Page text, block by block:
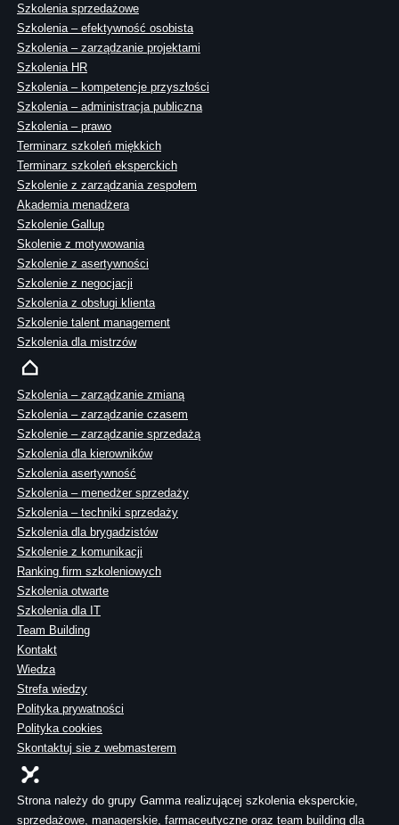
Szkolenia sprzedażowe
Szkolenia – efektywność osobista
Szkolenia – zarządzanie projektami
Szkolenia HR
Szkolenia – kompetencje przyszłości
Szkolenia – administracja publiczna
Szkolenia – prawo
Terminarz szkoleń miękkich
Terminarz szkoleń eksperckich
Szkolenie z zarządzania zespołem
Akademia menadżera
Szkolenie Gallup
Skolenie z motywowania
Szkolenie z asertywności
Szkolenie z negocjacji
Szkolenia z obsługi klienta
Szkolenie talent management
Szkolenia dla mistrzów
Szkolenia – zarządzanie zmianą
Szkolenia – zarządzanie czasem
Szkolenie – zarządzanie sprzedażą
Szkolenia dla kierowników
Szkolenia asertywność
Szkolenia – menedżer sprzedaży
Szkolenia – techniki sprzedaży
Szkolenia dla brygadzistów
Szkolenie z komunikacji
Ranking firm szkoleniowych
Szkolenia otwarte
Szkolenia dla IT
Team Building
Kontakt
Wiedza
Strefa wiedzy
Polityka prywatności
Polityka cookies
Skontaktuj sie z webmasterem
Strona należy do grupy Gamma realizującej szkolenia eksperckie,
sprzedażowe, managerskie, farmaceutyczne oraz team building dla